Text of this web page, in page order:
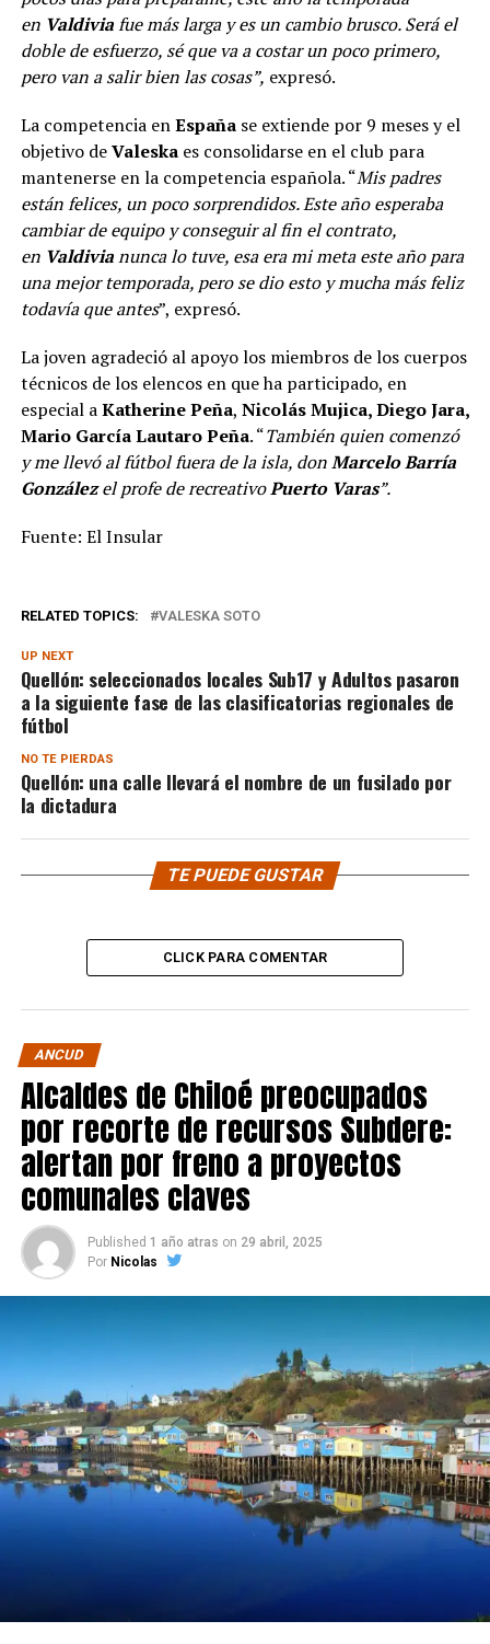
en Valdiviafue más larga y es un cambio brusco. Será el
doble de esfuerzo, sé que va a costar un poco primero,
pero van a salir bien las cosas”, expresó.
La competencia enEspañase extiende por 9 meses y el
objetivo deValeskaes consolidarse en el club para
mantenerse en la competencia española. “Mis padres
están felices, un poco sorprendidos. Este año esperaba
cambiar de equipo y conseguir al fin el contrato,
en Valdivianunca lo tuve, esa era mi meta este año para
una mejor temporada, pero se dio esto y mucha más feliz
todavía que antes”, expresó.
La joven agradeció al apoyo los miembros de los cuerpos
técnicos de los elencos en que ha participado, en
especial aKatherine Peña, Nicolás Mujica, Diego Jara,
Mario García Lautaro Peña. “También quien comenzó
y me llevó al fútbol fuera de la isla, donMarcelo Barría
Gonzálezel profe de recreativoPuerto Varas”.
Fuente: El Insular
RELATED TOPICS: VALESKA SOTO
UP NEXT
Quellón: seleccionados locales Sub17 y Adultos pasaron
a la siguiente fase de las clasificatorias regionales de
fútbol
NO TE PIERDAS
Quellón: una calle llevará el nombre de un fusilado por
la dictadura
TE PUEDE GUSTAR
CLICK PARA COMENTAR
ANCUD
Alcaldes de Chiloé preocupados
por recorte de recursos Subdere:
alertan por freno a proyectos
comunales claves
Published 1 año atras on 29 abril, 2025
Por Nicolas